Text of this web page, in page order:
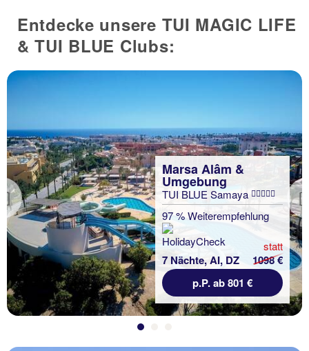
Entdecke unsere TUI MAGIC LIFE
& TUI BLUE Clubs:
Previous
Marsa Alâm &
Umgebung
TUI BLUE Samaya
97 % Weiterempfehlung
7 Nächte, AI, DZ
statt
1098 €
p.P. ab 801 €